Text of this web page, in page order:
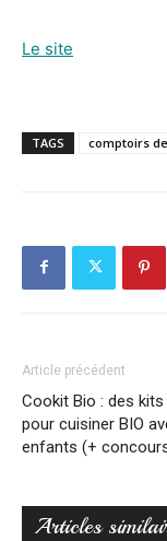
Le site
TAGS comptoirs
Article précédent
Cookit Bio : des kits
pour cuisiner BIO
enfants (+
Articles